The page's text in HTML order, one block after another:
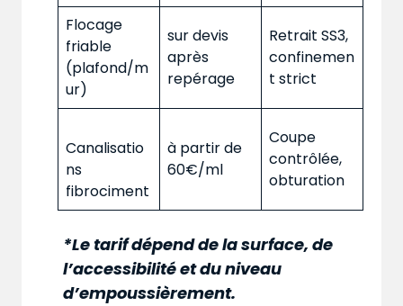
Flocage
friable
(plafond/m
ur)
sur devis
après
repérage
Retrait SS3,
confinemen
t strict
Canalisatio
ns
fibrociment
à partir de
60€/ml
Coupe
contrôlée,
obturation
*Le tarif dépend de la surface, de
l’accessibilité et du niveau
d’empoussièrement.